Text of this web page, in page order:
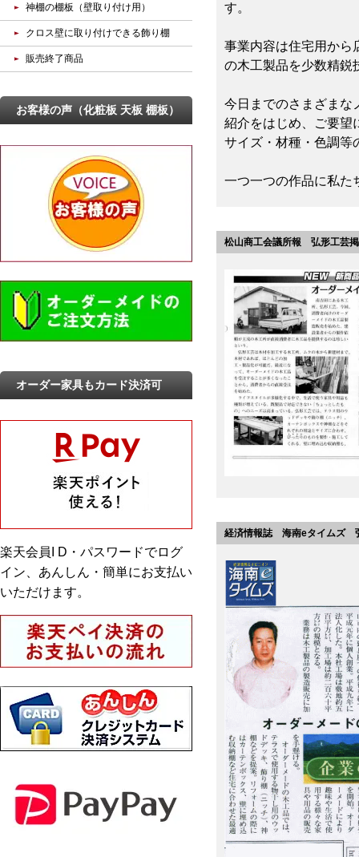
す。
事業内容は住宅用から
の木工製品を少数精鋭
今日までのさまざまな
紹介をはじめ、ご要望
サイズ・材種・色調等
一つ一つの作品に私た
松山商工会議所報 弘形工芸
経済情報誌 海南eタイムズ
神棚の棚板（壁取り付け用）
クロス壁に取り付けできる飾り棚
販売終了商品
お客様の声（化粧板 天板 棚板）
オーダー家具もカード決済可
楽天会員I D・パスワードでログ
イン、あんしん・簡単にお支払い
いただけます。